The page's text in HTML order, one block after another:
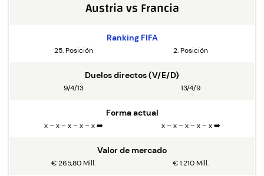
AustriavsFrancia
Ranking FIFA
25. Posición 2. Posición
Duelos directos (V/E/D)
9/4/13 13/4/9
Forma actual
x – x – x – x – x ➡️ x – x – x – x – x ➡️
Valor de mercado
€ 265,80 Mill. € 1.210 Mill.